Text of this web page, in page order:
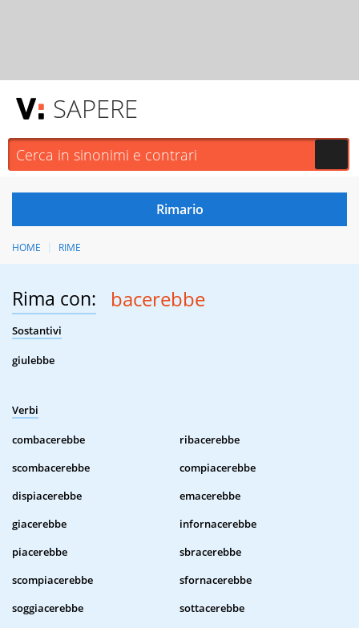
SAPERE
HOME RIME
Rima con: bacerebbe
Sostantivi
giulebbe
Verbi
combacerebbe
ribacerebbe
scombacerebbe
compiacerebbe
dispiacerebbe
emacerebbe
giacerebbe
infornacerebbe
piacerebbe
sbracerebbe
scompiacerebbe
sfornacerebbe
soggiacerebbe
sottacerebbe